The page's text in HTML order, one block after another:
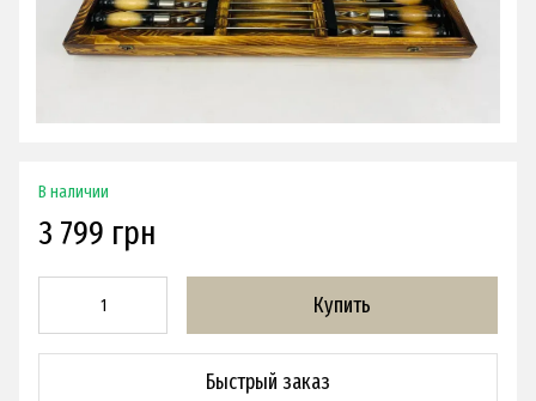
В наличии
3 799 грн
Купить
Быстрый заказ